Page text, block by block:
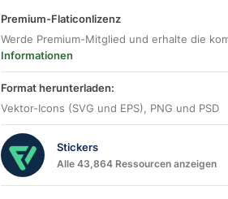
Premium-Flaticonlizenz
Werde Premium-Mitglied und erhalte die
Informationen
Format herunterladen:
Vektor-Icons (SVG und EPS), PNG und PSD
Stickers
Alle 43,864 Ressourcen anzeigen